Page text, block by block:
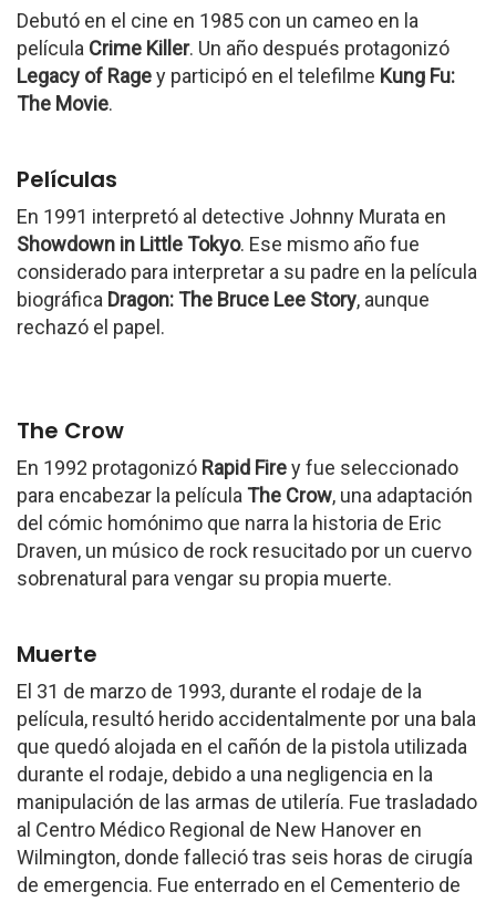
Debutó en el cine en 1985 con un cameo en la
película Crime Killer. Un año después protagonizó
Legacy of Ragey participó en el telefilme Kung Fu:
The Movie.
Películas
En 1991 interpretó al detective Johnny Murata en
Showdown in Little Tokyo. Ese mismo año fue
considerado para interpretar a su padre en la película
biográfica Dragon: The Bruce Lee Story, aunque
rechazó el papel.
The Crow
En 1992 protagonizó Rapid Firey fue seleccionado
para encabezar la película The Crow, una adaptación
del cómic homónimo que narra la historia de Eric
Draven, un músico de rock resucitado por un cuervo
sobrenatural para vengar su propia muerte.
Muerte
El 31 de marzo de 1993, durante el rodaje de la
película, resultó herido accidentalmente por una bala
que quedó alojada en el cañón de la pistola utilizada
durante el rodaje, debido a una negligencia en la
manipulación de las armas de utilería. Fue trasladado
al Centro Médico Regional de New Hanover en
Wilmington, donde falleció tras seis horas de cirugía
de emergencia. Fue enterrado en el Cementerio de